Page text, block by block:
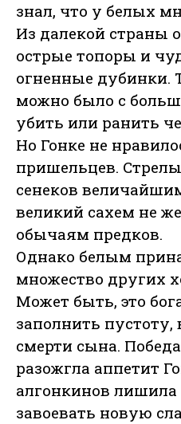
знал, что у белых
Из далекой страны
острые топоры и
огненные дубинки.
можно было с
убить или ранить
Но Гонке не
пришельцев.
сенеков
великий сахем не
обычаям предков.
Однако белым
множество других
Может быть, это
заполнить
смерти сына.
разожгла аппетит
алгонкинов лишила
завоевать новую